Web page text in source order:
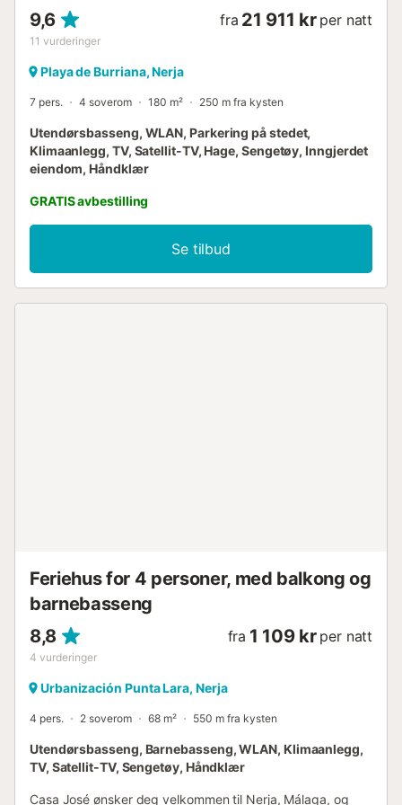
9,6
11 vurderinger
fra 21 911 kr per natt
Playa de Burriana, Nerja
7 pers. 4 soverom 180 m² 250 m fra kysten
Utendørsbasseng, WLAN, Parkering på stedet,
Klimaanlegg, TV, Satellit-TV, Hage, Sengetøy, Inngjerdet
eiendom, Håndklær
GRATIS avbestilling
Se tilbud
Feriehus for 4 personer, med balkong og
barnebasseng
8,8
4 vurderinger
fra 1 109 kr per natt
Urbanización Punta Lara, Nerja
4 pers. 2 soverom 68 m² 550 m fra kysten
Utendørsbasseng, Barnebasseng, WLAN, Klimaanlegg,
TV, Satellit-TV, Sengetøy, Håndklær
Casa José ønsker deg velkommen til Nerja, Málaga, og